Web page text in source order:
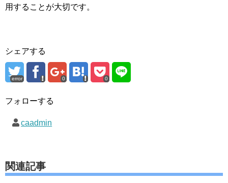
用することが大切です。
シェアする
error 0 0
フォローする
caadmin
関連記事